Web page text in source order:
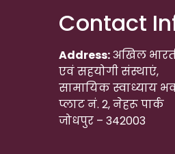
Contact
Address:अखिल
एवं सहयोगी संस्थाएं,
सामायिक स्वाध्याय
प्लाट नं. 2, नेहरू पार्क
जोधपुर – 342003